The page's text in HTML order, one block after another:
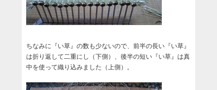
ちなみに『い草』の数も少ないので、前半の長い『い草』
は折り返して二重にし（下側）、後半の短い『い草』は真
中を使って織り込みました（上側）。